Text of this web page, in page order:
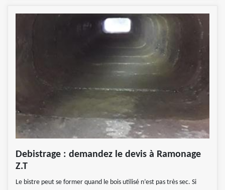
Debistrage : demandez le devis à Ramonage
Z.T
Le bistre peut se former quand le bois utilisé n’est pas très sec. Si